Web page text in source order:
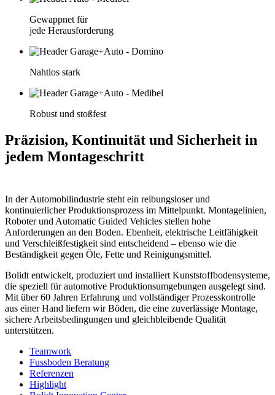
Gewappnet für
jede Herausforderung
Nahtlos stark
Robust und stoßfest
Präzision, Kontinuität und Sicherheit in
jedem Montageschritt
In der Automobilindustrie steht ein reibungsloser und
kontinuierlicher Produktionsprozess im Mittelpunkt. Montagelinien,
Roboter und Automatic Guided Vehicles stellen hohe
Anforderungen an den Boden. Ebenheit, elektrische Leitfähigkeit
und Verschleißfestigkeit sind entscheidend – ebenso wie die
Beständigkeit gegen Öle, Fette und Reinigungsmittel.
Bolidt entwickelt, produziert und installiert Kunststoffbodensysteme,
die speziell für automotive Produktionsumgebungen ausgelegt sind.
Mit über 60 Jahren Erfahrung und vollständiger Prozesskontrolle
aus einer Hand liefern wir Böden, die eine zuverlässige Montage,
sichere Arbeitsbedingungen und gleichbleibende Qualität
unterstützen.
Teamwork
Fussboden Beratung
Referenzen
Highlight